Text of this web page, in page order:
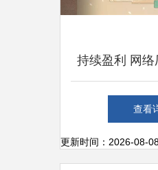
持续盈利 网
入模式——以网
例
查看
更新时间：2026-08-